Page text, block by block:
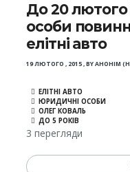
До 20 лютого
особи
елітні авто
19 ЛЮТОГО , 2015,BYАНОНІМ
ЕЛІТНІ АВТО
ЮРИДИЧНІ ОСОБИ
ОЛЕГ КОВАЛЬ
ДО 5 РОКІВ
3 перегляди